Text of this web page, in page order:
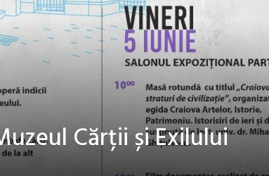
Cărții și Exilului